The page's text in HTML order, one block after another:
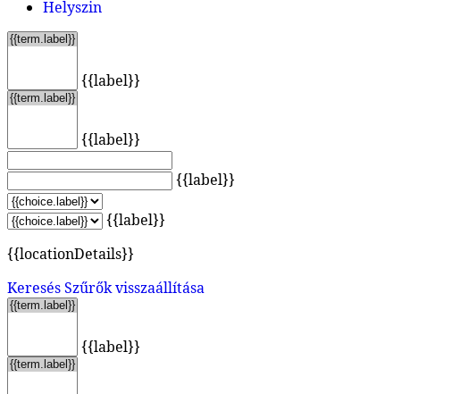
Helyszin
{{label}}
{{label}}
{{label}}
{{label}}
{{locationDetails}}
KeresésSzűrők visszaállítása
{{label}}